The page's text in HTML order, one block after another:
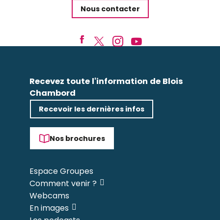
Nous contacter
Recevez toute l'information de Blois
Chambord
Recevoir les dernières infos
Nos brochures
Espace Groupes
Comment venir ?
Webcams
En images